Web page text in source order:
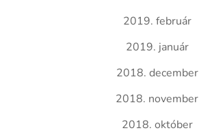
2019. február
2019. január
2018. december
2018. november
2018. október